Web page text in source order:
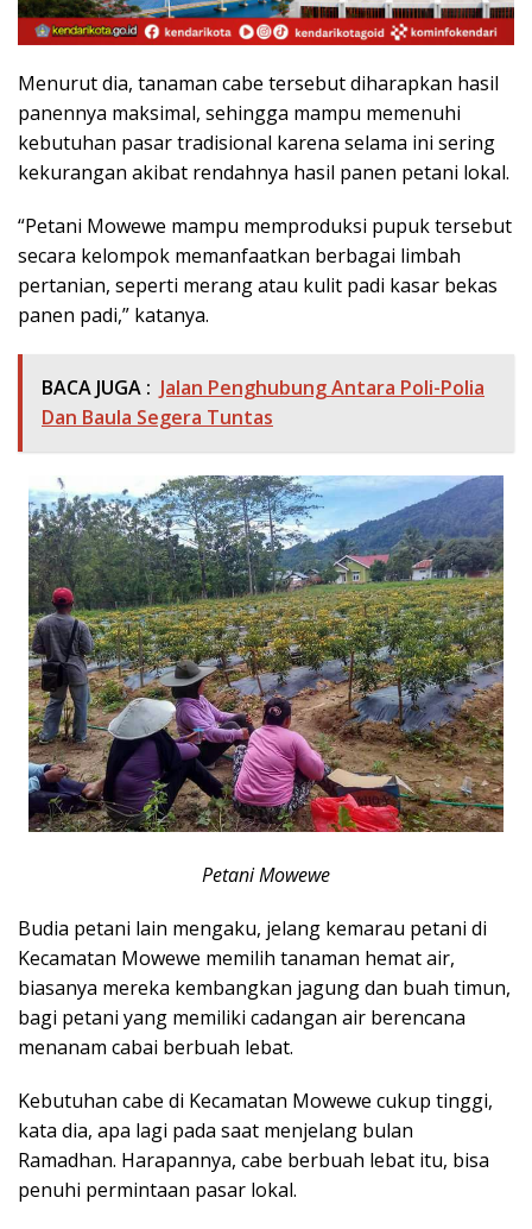
Menurut dia, tanaman cabe tersebut diharapkan hasil
panennya maksimal, sehingga mampu memenuhi
kebutuhan pasar tradisional karena selama ini sering
kekurangan akibat rendahnya hasil panen petani lokal.
“Petani Mowewe mampu memproduksi pupuk tersebut
secara kelompok memanfaatkan berbagai limbah
pertanian, seperti merang atau kulit padi kasar bekas
panen padi,” katanya.
BACA JUGA : Jalan Penghubung Antara Poli-Polia
Dan Baula Segera Tuntas
Petani Mowewe
Budia petani lain mengaku, jelang kemarau petani di
Kecamatan Mowewe memilih tanaman hemat air,
biasanya mereka kembangkan jagung dan buah timun,
bagi petani yang memiliki cadangan air berencana
menanam cabai berbuah lebat.
Kebutuhan cabe di Kecamatan Mowewe cukup tinggi,
kata dia, apa lagi pada saat menjelang bulan
Ramadhan. Harapannya, cabe berbuah lebat itu, bisa
penuhi permintaan pasar lokal.